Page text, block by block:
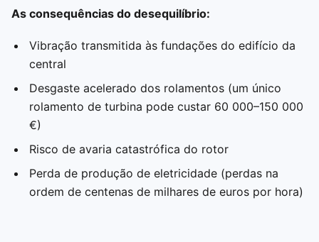
As consequências do desequilíbrio:
Vibração transmitida às fundações do edifício da
central
Desgaste acelerado dos rolamentos (um único
rolamento de turbina pode custar 60 000–150 000
€)
Risco de avaria catastrófica do rotor
Perda de produção de eletricidade (perdas na
ordem de centenas de milhares de euros por hora)